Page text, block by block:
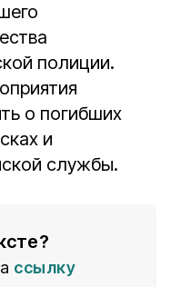
полиции.
о погибших
и
службы.
ссылку